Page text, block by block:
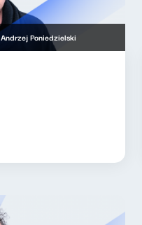
Andrzej Poniedzielski